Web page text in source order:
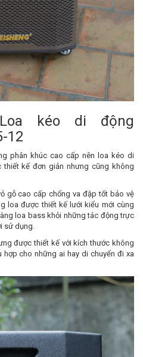
kéo di động
12
phân khúc cao cấp nên loa kéo di
thiết kế đơn giản nhưng cũng không
gỗ cao cấp chống va đập tốt bảo vệ
loa được thiết kế lưới kiểu mới cùng
loa bass khỏi những tác động trực
sử dụng.
được thiết kế với kích thước không
hợp cho những ai hay di chuyển đi xa